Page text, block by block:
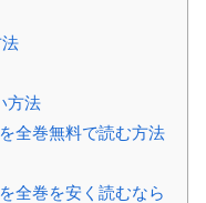
方法
全巻無料で読む方法
全巻を安く読むなら